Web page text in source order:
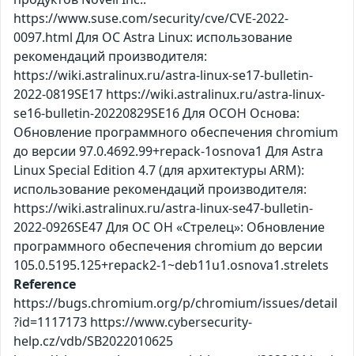
https://www.suse.com/security/cve/CVE-2022-
0097.html Для ОС Astra Linux: использование
рекомендаций производителя:
https://wiki.astralinux.ru/astra-linux-se17-bulletin-
2022-0819SE17 https://wiki.astralinux.ru/astra-linux-
se16-bulletin-20220829SE16 Для ОСОН Основа:
Обновление программного обеспечения chromium
до версии 97.0.4692.99+repack-1osnova1 Для Astra
Linux Special Edition 4.7 (для архитектуры ARM):
использование рекомендаций производителя:
https://wiki.astralinux.ru/astra-linux-se47-bulletin-
2022-0926SE47 Для ОС ОН «Стрелец»: Обновление
программного обеспечения chromium до версии
105.0.5195.125+repack2-1~deb11u1.osnova1.strelets
Reference
https://bugs.chromium.org/p/chromium/issues/detail
?id=1117173 https://www.cybersecurity-
help.cz/vdb/SB2022010625